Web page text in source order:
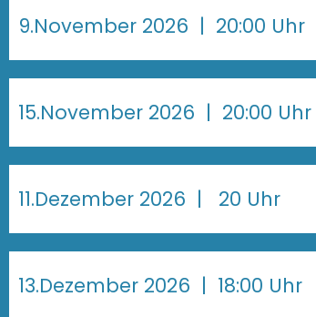
9.November 2026 | 20:00 Uhr
15.November 2026 | 20:00 Uhr
11.Dezember 2026 | 20 Uhr
13.Dezember 2026 | 18:00 Uhr